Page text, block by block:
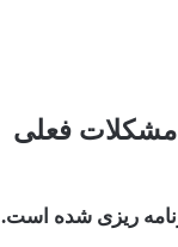
مشکلات فعلی
ریزی شده است.